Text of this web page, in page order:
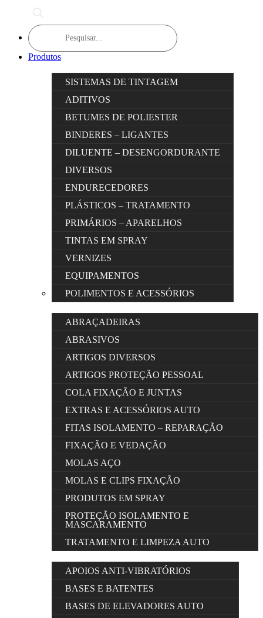
Products
search
Produtos
SISTEMAS DE TINTAGEM
ADITIVOS
BETUMES DE POLIESTER
BINDERES – LIGANTES
DILUENTE – DESENGORDURANTE
DIVERSOS
ENDURECEDORES
PLÁSTICOS – TRATAMENTO
PRIMÁRIOS – APARELHOS
TINTAS EM SPRAY
VERNIZES
EQUIPAMENTOS
POLIMENTOS E ACESSÓRIOS
ABRAÇADEIRAS
ABRASIVOS
ARTIGOS DIVERSOS
ARTIGOS PROTEÇÃO PESSOAL
COLA FIXAÇÃO E JUNTAS
EXTRAS E ACESSÓRIOS AUTO
FITAS ISOLAMENTO – REPARAÇÃO
FIXAÇÃO E VEDAÇÃO
MOLAS AÇO
MOLAS E CLIPS FIXAÇÃO
PRODUTOS EM SPRAY
PROTEÇÃO ISOLAMENTO E
MASCARAMENTO
TRATAMENTO E LIMPEZA AUTO
APOIOS ANTI-VIBRATÓRIOS
BASES E BATENTES
BASES DE ELEVADORES AUTO